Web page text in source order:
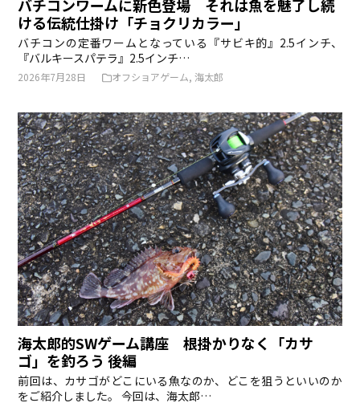
バチコンワームに新色登場 それは魚を魅了し続
ける伝統仕掛け「チョクリカラー」
バチコンの定番ワームとなっている『サビキ的』2.5インチ、
『バルキースパテラ』2.5インチ…
2026年7月28日 オフショアゲーム,海太郎
海太郎的SWゲーム講座 根掛かりなく「カサ
ゴ」を釣ろう 後編
前回は、カサゴがどこにいる魚なのか、どこを狙うといいのか
をご紹介しました。 今回は、海太郎…